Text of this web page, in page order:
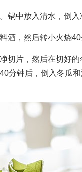
中放入清水，倒入
，然后转小火烧40
片，然后在切好的
分钟后，倒入冬瓜